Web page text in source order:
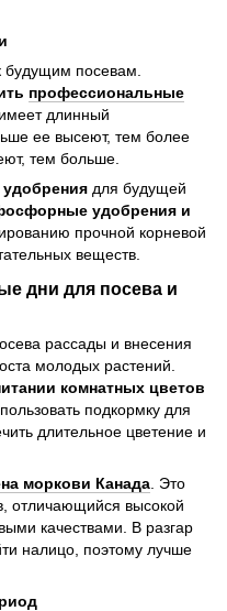
будущим посевам.
профессиональные
имеет длинный
ее высеют, тем более
тем больше.
удобрения для будущей
удобрения и
прочной корневой
веществ.
дни для посева и
рассады и внесения
молодых растений.
комнатных цветов
подкормку для
длительное цветение и
моркови Канада . Это
отличающийся высокой
качествами. В разгар
налицо, поэтому лучше